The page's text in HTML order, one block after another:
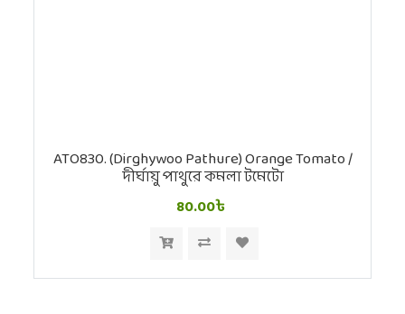
ATO830. (Dirghywoo Pathure) Orange Tomato /
দীর্ঘায়ু পাথুরে কমলা টমেটো
80.00৳